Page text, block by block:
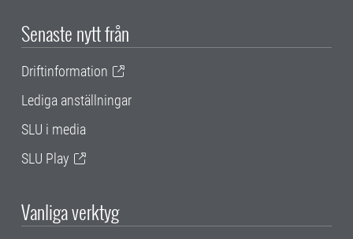
Senaste nytt från
Driftinformation
Lediga anställningar
SLU i media
SLU Play
Vanliga verktyg